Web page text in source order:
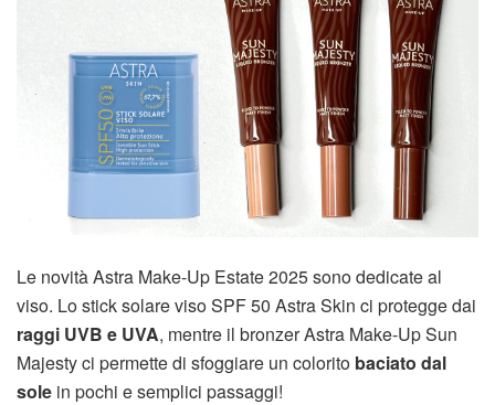
Le novità Astra Make-Up Estate 2025 sono dedicate al
viso. Lo stick solare viso SPF 50 Astra Skin ci protegge dai
raggi UVB e UVA, mentre il bronzer Astra Make-Up Sun
Majesty ci permette di sfoggiare un colorito baciato dal
sole in pochi e semplici passaggi!